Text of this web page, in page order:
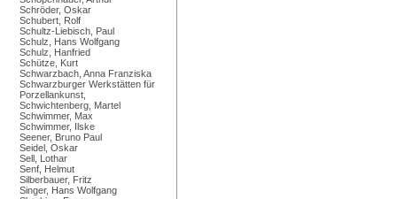
Schröder, Oskar
Schubert, Rolf
Schultz-Liebisch, Paul
Schulz, Hans Wolfgang
Schulz, Hanfried
Schütze, Kurt
Schwarzbach, Anna Franziska
Schwarzburger Werkstätten für
Porzellankunst,
Schwichtenberg, Martel
Schwimmer, Max
Schwimmer, Ilske
Seener, Bruno Paul
Seidel, Oskar
Sell, Lothar
Senf, Helmut
Silberbauer, Fritz
Singer, Hans Wolfgang